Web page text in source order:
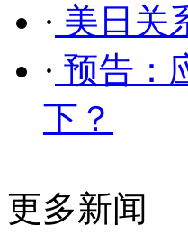
· 美日关
· 预告：
下？
更多新闻